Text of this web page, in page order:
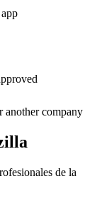
another company
de la